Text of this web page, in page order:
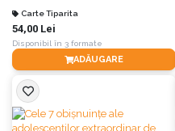
Carte Tiparita
54,00 Lei
Disponibil în 3 formate
ADĂUGARE